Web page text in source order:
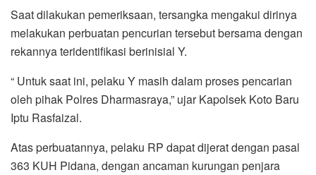
Saat dilakukan pemeriksaan, tersangka mengakui dirinya
melakukan perbuatan pencurian tersebut bersama dengan
rekannya teridentifikasi berinisial Y.
“ Untuk saat ini, pelaku Y masih dalam proses pencarian
oleh pihak Polres Dharmasraya,” ujar Kapolsek Koto Baru
Iptu Rasfaizal.
Atas perbuatannya, pelaku RP dapat dijerat dengan pasal
363 KUH Pidana, dengan ancaman kurungan penjara